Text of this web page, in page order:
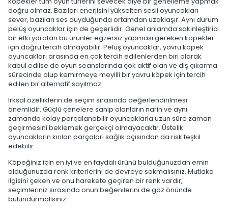
doğru olmaz. Bazıları enerjisini yükselten sesli oyuncakları
sever, bazıları ses duyduğunda ortamdan uzaklaşır. Aynı durum
pelüş oyuncaklar için de geçerlidir. Genel anlamda sakinleştirici
bir etki yaratan bu ürünler egzersiz yapması gereken köpekler
için doğru tercih olmayabilir. Peluş oyuncaklar, yavru köpek
oyuncakları arasında en çok tercih edilenlerden biri olarak
kabul edilse de oyun seanslarında çok aktif olan ve diş çıkarma
sürecinde olup kemirmeye meyilli bir yavru köpek için tercih
edilen bir alternatif sayılmaz.
Irksal özelliklerin de seçim sırasında değerlendirilmesi
önemlidir. Güçlü çenelere sahip olanların narin ve aynı
zamanda kolay parçalanabilir oyuncaklarla uzun süre zaman
geçirmesini beklemek gerçekçi olmayacaktır. Üstelik
oyuncakların kırılan parçaları sağlık açısından da risk teşkil
edebilir.
Köpeğiniz için en iyi ve en faydalı ürünü bulduğunuzdan emin
olduğunuzda renk kriterlerini de devreye sokmalısınız. Mutlaka
ilgisini çeken ve onu harekete geçiren bir renk vardır,
seçimleriniz sırasında onun beğenilerini de göz önünde
bulundurmalısınız.